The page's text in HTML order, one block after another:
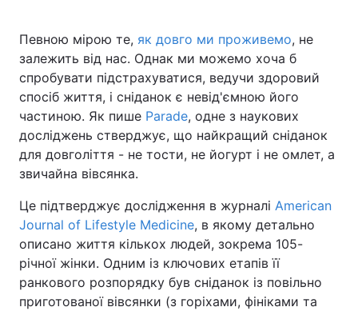
Певною мірою те, як довго ми проживемо, не
залежить від нас. Однак ми можемо хоча б
спробувати підстрахуватися, ведучи здоровий
спосіб життя, і сніданок є невід'ємною його
частиною. Як пише Parade, одне з наукових
досліджень стверджує, що найкращий сніданок
для довголіття - не тости, не йогурт і не омлет, а
звичайна вівсянка.
Це підтверджує дослідження в журналі American
Journal of Lifestyle Medicine, в якому детально
описано життя кількох людей, зокрема 105-
річної жінки. Одним із ключових етапів її
ранкового розпорядку був сніданок із повільно
приготованої вівсянки (з горіхами, фініками та